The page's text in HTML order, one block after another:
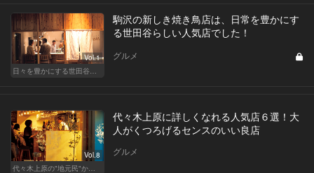
Vol.1
日々を豊かにする世田谷の話題店
駒沢の新しき焼き鳥店は、日常を豊かにす
る世田谷らしい人気店でした！
グルメ
Vol.8
代々木上原の"地元民"から愛される名店
代々木上原に詳しくなれる人気店６選！大
人がくつろげるセンスのいい良店
グルメ